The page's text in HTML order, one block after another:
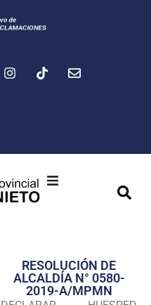
Transparencia
Seguridad
RESOLUCIÓN DE
ALCALDÍA N° 0580-
2019-A/MPMN